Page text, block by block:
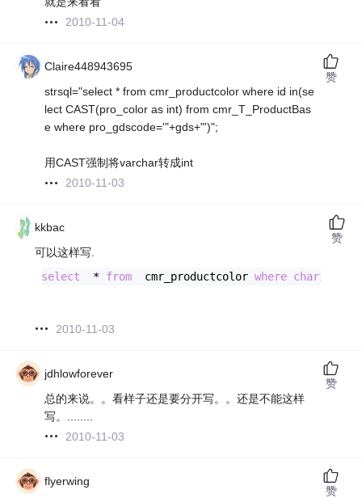
2010-11-04
Claire448943695
strsql="select * from cmr_productcolor where id in(se
lect CAST(pro_color as int) from cmr_T_ProductBas
e where pro_gdscode='"+gds+"')";
用CAST强制将varchar转成int
2010-11-03
赞
kkbac
可以这样写.
select
* from cmr_productcolor where charindex
2010-11-03
赞
jdhlowforever
总的来说。。看样子还是要分开写。。还是不能这样
写。........
2010-11-03
赞
flyerwing
赞